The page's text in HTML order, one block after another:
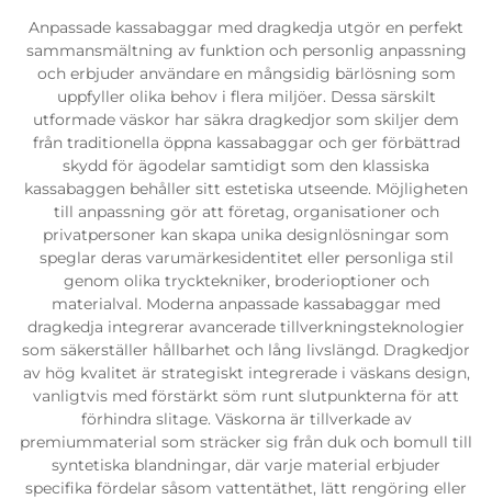
Anpassade kassabaggar med dragkedja utgör en perfekt
sammansmältning av funktion och personlig anpassning
och erbjuder användare en mångsidig bärlösning som
uppfyller olika behov i flera miljöer. Dessa särskilt
utformade väskor har säkra dragkedjor som skiljer dem
från traditionella öppna kassabaggar och ger förbättrad
skydd för ägodelar samtidigt som den klassiska
kassabaggen behåller sitt estetiska utseende. Möjligheten
till anpassning gör att företag, organisationer och
privatpersoner kan skapa unika designlösningar som
speglar deras varumärkesidentitet eller personliga stil
genom olika trycktekniker, broderioptioner och
materialval. Moderna anpassade kassabaggar med
dragkedja integrerar avancerade tillverkningsteknologier
som säkerställer hållbarhet och lång livslängd. Dragkedjor
av hög kvalitet är strategiskt integrerade i väskans design,
vanligtvis med förstärkt söm runt slutpunkterna för att
förhindra slitage. Väskorna är tillverkade av
premiummaterial som sträcker sig från duk och bomull till
syntetiska blandningar, där varje material erbjuder
specifika fördelar såsom vattentäthet, lätt rengöring eller